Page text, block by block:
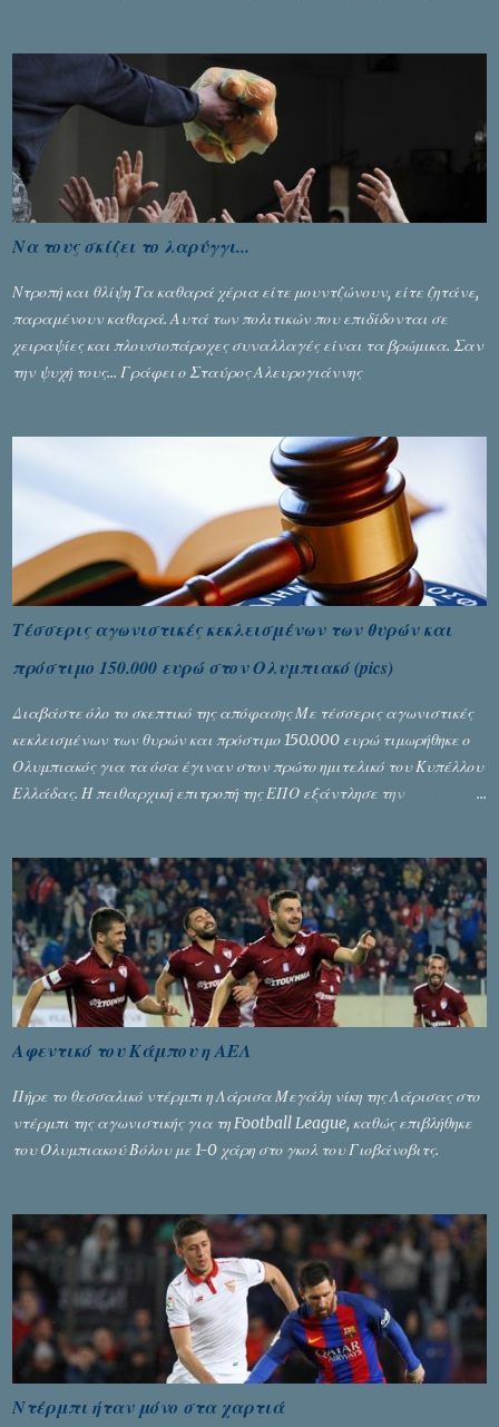
Ζέρβα με την πορεία τους που ολοκληρώθηκε με τη νίκη τους στον
τελικό επί της Λιθουανίας, υπάρχουν και τα δυσάρεστα. Τα πολύ
δυσάρεστα...
Να τους σκίζει το λαρύγγι...
Ντροπή και θλίψη Τα καθαρά χέρια είτε μουντζώνουν, είτε ζητάνε,
παραμένουν καθαρά. Αυτά των πολιτικών που επιδίδονται σε
χειραψίες και πλουσιοπάροχες συναλλαγές είναι τα βρώμικα. Σαν
την ψυχή τους... Γράφει ο Σταύρος Αλευρογιάννης
Τέσσερις αγωνιστικές κεκλεισμένων των θυρών και
πρόστιμο 150.000 ευρώ στον Ολυμπιακό (pics)
Διαβάστε όλο το σκεπτικό της απόφασης Με τέσσερις αγωνιστικές
κεκλεισμένων των θυρών και πρόστιμο 150.000 ευρώ τιμωρήθηκε ο
Ολυμπιακός για τα όσα έγιναν στον πρώτο ημιτελικό του Κυπέλλου
Ελλάδας. Η πειθαρχική επιτροπή της ΕΠΟ εξάντλησε την
αφαίρεσης βαθμών, όπως απαιτούσαν, αφού κάτι τέτοιο δεν ήταν
εφικτό, σύμφωνα με τα στοιχεία...
Αφεντικό του Κάμπου η ΑΕΛ
Πήρε το θεσσαλικό ντέρμπι η Λάρισα Μεγάλη νίκη της Λάρισας στο
ντέρμπι της αγωνιστικής για τη Football League, καθώς επιβλήθηκε
του Ολυμπιακού Βόλου με 1-0 χάρη στο γκολ του Γιοβάνοβιτς.
Ντέρμπι ήταν μόνο στα χαρτιά